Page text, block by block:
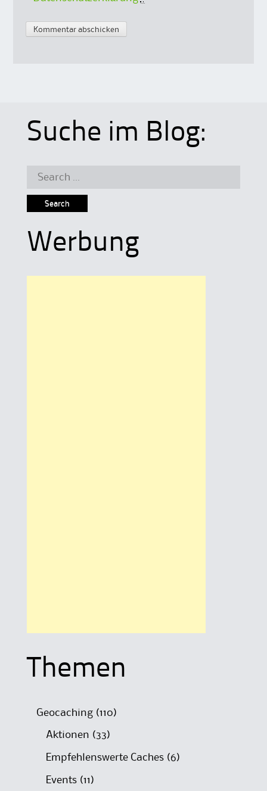
Suche im Blog:
Search
Werbung
Themen
Geocaching(110)
Aktionen (33)
Empfehlenswerte Caches(6)
Events(11)